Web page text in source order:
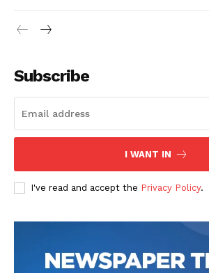
Subscribe
I WANT IN
I've read and accept the Privacy Policy.